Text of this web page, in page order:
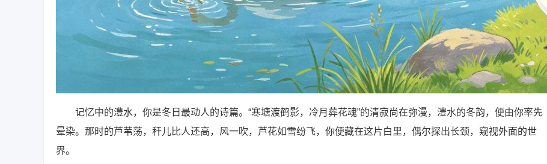
记忆中的澧水，你是冬日最动人的诗篇。“寒塘渡鹤影，冷月葬花魂”的清寂尚在弥漫，澧水的冬韵，便由你率先
晕染。那时的芦苇荡，秆儿比人还高，风一吹，芦花如雪纷飞，你便藏在这片白里，偶尔探出长颈，窥视外面的世
界。